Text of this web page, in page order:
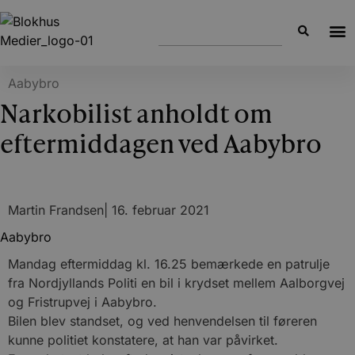
Aabybro
Narkobilist anholdt om
eftermiddagen ved Aabybro
Martin Frandsen 16. februar 2021
Aabybro
Mandag eftermiddag kl. 16.25 bemærkede en patrulje
fra Nordjyllands Politi en bil i krydset mellem Aalborgvej
og Fristrupvej i Aabybro.
Bilen blev standset, og ved henvendelsen til føreren
kunne politiet konstatere, at han var påvirket.